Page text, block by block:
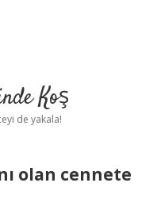
Koş
de yakala!
olan cennete